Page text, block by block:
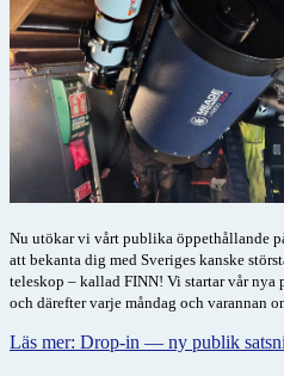
Nu utökar vi vårt publika öppethållande
att bekanta dig med Sveriges kanske
teleskop – kallad FINN! Vi startar vår nya
och därefter varje måndag och varannan
Läs mer: Drop-in — ny publik